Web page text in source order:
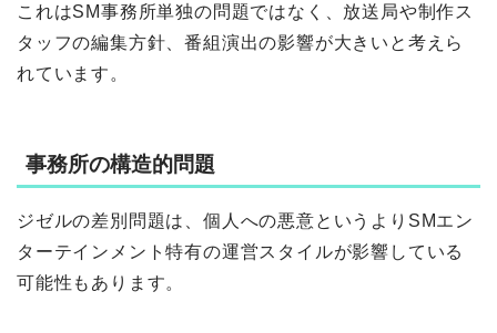
これはSM事務所単独の問題ではなく、放送局や制作ス
タッフの編集方針、番組演出の影響が大きいと考えら
れています。
事務所の構造的問題
ジゼルの差別問題は、個人への悪意というよりSMエン
ターテインメント特有の運営スタイルが影響している
可能性もあります。